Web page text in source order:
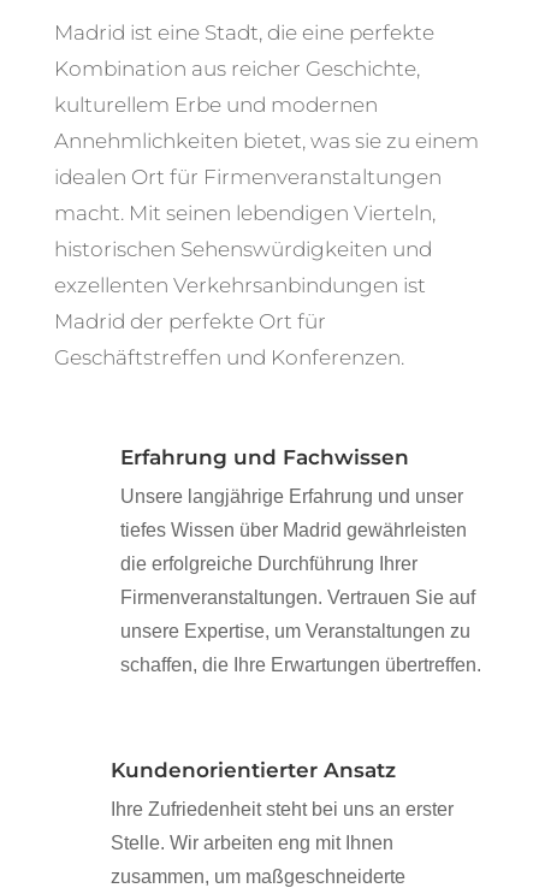
Madrid ist eine Stadt, die eine perfekte
Kombination aus reicher Geschichte,
kulturellem Erbe und modernen
Annehmlichkeiten bietet, was sie zu einem
idealen Ort für Firmenveranstaltungen
macht. Mit seinen lebendigen Vierteln,
historischen Sehenswürdigkeiten und
exzellenten Verkehrsanbindungen ist
Madrid der perfekte Ort für
Geschäftstreffen und Konferenzen.
Erfahrung und Fachwissen
Unsere langjährige Erfahrung und unser
tiefes Wissen über Madrid gewährleisten
die erfolgreiche Durchführung Ihrer
Firmenveranstaltungen. Vertrauen Sie auf
unsere Expertise, um Veranstaltungen zu
schaffen, die Ihre Erwartungen übertreffen.
Kundenorientierter Ansatz
Ihre Zufriedenheit steht bei uns an erster
Stelle. Wir arbeiten eng mit Ihnen
zusammen, um maßgeschneiderte